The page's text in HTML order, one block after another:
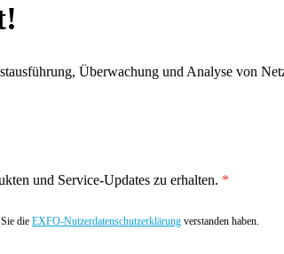
Überwachung und Analyse von
und Service-Updates zu erhalten.
die EXFO-Nutzerdatenschutzerklärung verstanden haben.